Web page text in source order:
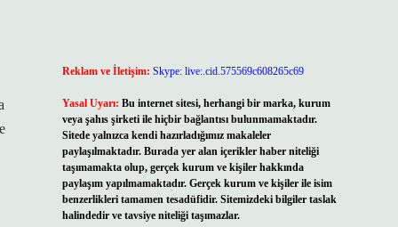
Reklam ve İletişim: Skype: live:.cid.575569c608265c69
Yasal Uyarı: Bu internet sitesi, herhangi bir marka, kurum
veya şahıs şirketi ile hiçbir bağlantısı bulunmamaktadır.
Sitede yalnızca kendi hazırladığımız makaleler
paylaşılmaktadır. Burada yer alan içerikler haber niteliği
taşımamakta olup, gerçek kurum ve kişiler hakkında
paylaşım yapılmamaktadır. Gerçek kurum ve kişiler ile isim
benzerlikleri tamamen tesadüfidir. Sitemizdeki bilgiler taslak
halindedir ve tavsiye niteliği taşımazlar.